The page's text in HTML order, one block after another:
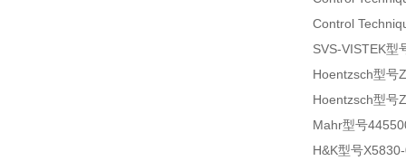
Control
SVS-VISTEK型
Hoentzsch型号
Hoentzsch型号
Mahr型号
H&K型号